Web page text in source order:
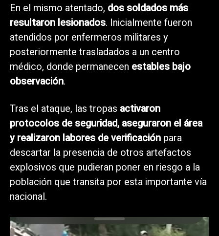
En el mismo atentado, dos soldados más
resultaron lesionados. Inicialmente fueron
atendidos por enfermeros militares y
posteriormente trasladados a un centro
médico, donde permanecen estables bajo
observación.
Tras el ataque, las tropas activaron
protocolos de seguridad, aseguraron el área
y realizaron labores de verificación para
descartar la presencia de otros artefactos
explosivos que pudieran poner en riesgo a la
población que transita por esta importante vía
nacional.